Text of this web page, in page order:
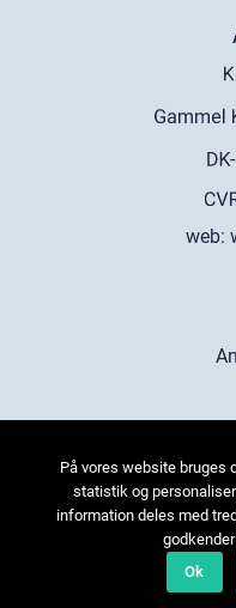
web:
På vores website bruges
statistik og
information deles med
Ok